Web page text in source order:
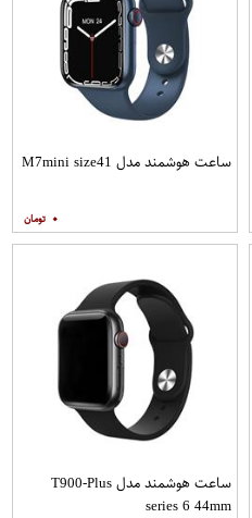
ساعت هوشمند مدل M7mini size41
۰
ساعت هوشمند مدل T900-Plus
series 6 44mm